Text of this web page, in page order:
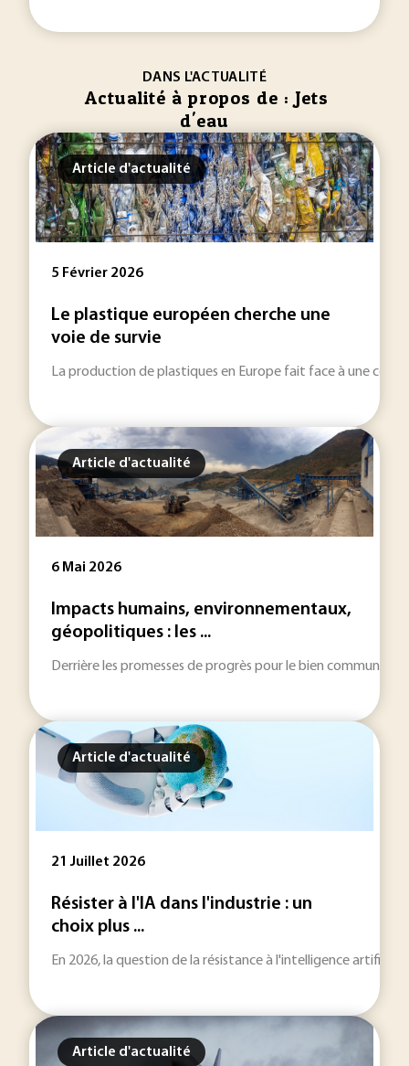
DANS L'ACTUALITÉ
Actualité à propos de : Jets
d'eau
Article d'actualité
5 Février 2026
Le plastique européen cherche une
voie de survie
La production de plastiques en Europe fait face à une
Article d'actualité
6 Mai 2026
Impacts humains, environnementaux,
géopolitiques : les ...
Derrière les promesses de progrès pour le bien commun,
Article d'actualité
21 Juillet 2026
Résister à l'IA dans l'industrie : un
choix plus ...
En 2026, la question de la résistance à l'intelligence
Article d'actualité